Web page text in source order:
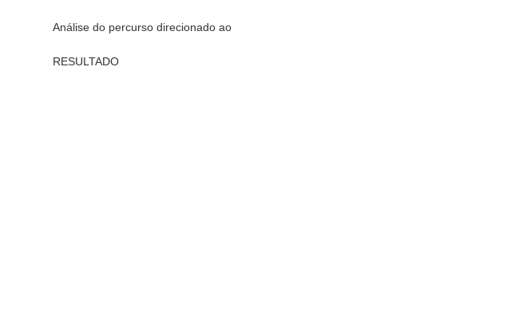
Análise do percurso direcionado ao
RESULTADO